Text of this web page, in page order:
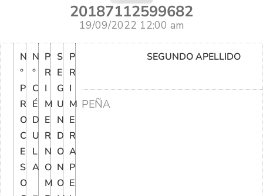
20187112599682
19/09/2022 12:00 am
N
°
P
R
O
C
E
S
O
N
°
C
É
D
U
L
A
P
R
I
M
E
R
N
O
M
S
E
G
U
N
D
O
N
O
P
R
I
M
E
R
A
P
E
SEGUNDO APELLIDO
PEÑA